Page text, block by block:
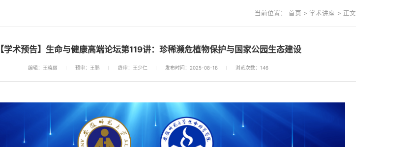
当前位置： 首页 > 学术讲座 > 正文
【学术预告】生命与健康高端论坛第119讲：珍稀濒危植物保护与国家公园生态建设
编辑：王晓丽 预审：王鹏 终审：王少仁 发布时间：2025-08-18 浏览次数：146